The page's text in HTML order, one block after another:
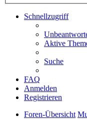
Schnellzugriff
Aktive
Suche
FAQ
Anmelden
Registrieren
Foren-Übersicht